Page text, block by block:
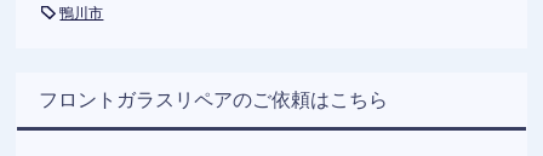
鴨川市
フロントガラスリペアのご依頼はこちら